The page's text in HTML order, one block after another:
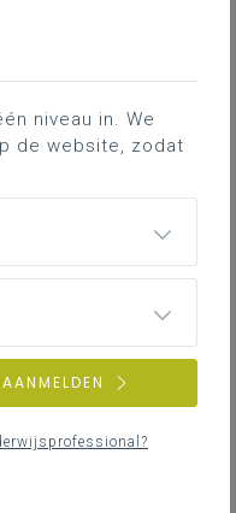
handelen
voeren
voeren een
niveau in. We
de website, zodat